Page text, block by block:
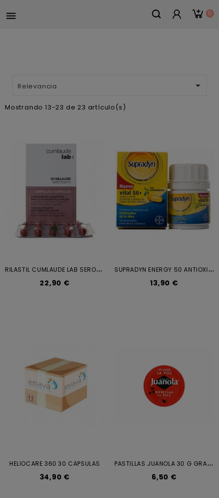
 0
Relevancia 
Mostrando 13-23 de 23 artículo(s)
R
ILASTIL CUMLAUDE LAB SEROTOGYN...
22,90 €
S
UPRADYN ENERGY 50 ANTIOXIDANTES...
13,90 €
HELIOCARE 360 30 CAPSULAS
34,90 €
P
ASTILLAS JUANOLA 30 G GRANDE
6,50 €